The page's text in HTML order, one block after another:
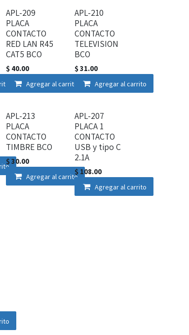
APL-209
PLACA
CONTACTO
RED LAN R45
CAT5 BCO
$ 40.00
Agregar al carrito
APL-210
PLACA
CONTACTO
TELEVISION
BCO
$31.00
Agregar al carrito
APL-213
PLACA
CONTACTO
TIMBRE BCO
$30.00
Agregar al carrito
APL-207
PLACA 1
CONTACTO
USB y tipo C
2.1A
$ 108.00
Agregar al carrito